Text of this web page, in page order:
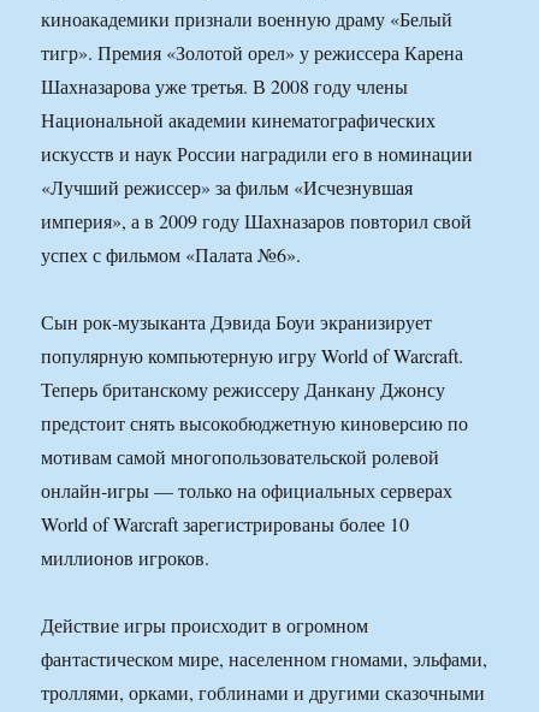
киноакадемики признали военную драму «Белый
тигр». Премия «Золотой орел» у режиссера Карена
Шахназарова уже третья. В 2008 году члены
Национальной академии кинематографических
искусств и наук России наградили его в номинации
«Лучший режиссер» за фильм «Исчезнувшая
империя», а в 2009 году Шахназаров повторил свой
успех с фильмом «Палата №6».
Сын рок-музыканта Дэвида Боуи экранизирует
популярную компьютерную игру World of Warcraft.
Теперь британскому режиссеру Данкану Джонсу
предстоит снять высокобюджетную киноверсию по
мотивам самой многопользовательской ролевой
онлайн-игры — только на официальных серверах
World of Warcraft зарегистрированы более 10
миллионов игроков.
Действие игры происходит в огромном
фантастическом мире, населенном гномами, эльфами,
троллями, орками, гоблинами и другими сказочными